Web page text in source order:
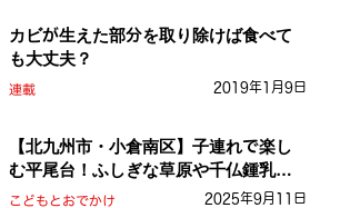
カビが生えた部分を取り除けば食べて
も大丈夫？
連載 2019年1月9日
【北九州市・小倉南区】子連れで楽し
む平尾台！ふしぎな草原や千仏鍾乳洞
を探検しよう！
こどもとおでかけ 2025年9月11日